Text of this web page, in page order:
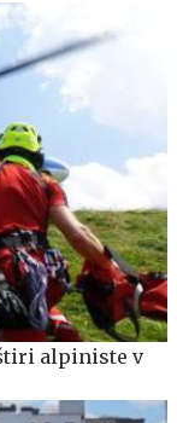
alpiniste v